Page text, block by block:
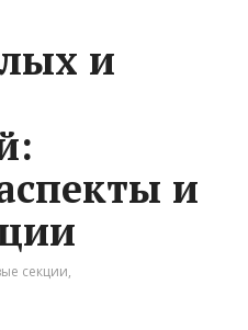
и
и
секции,